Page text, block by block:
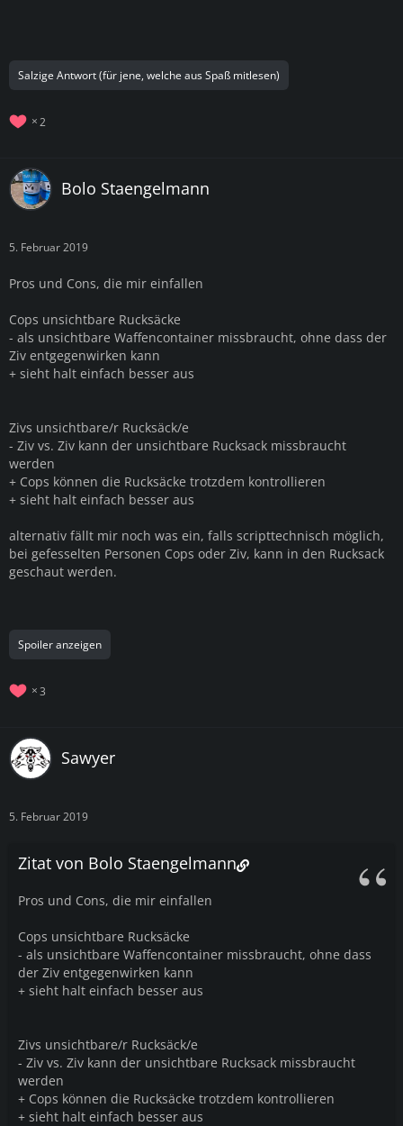
Salzige Antwort (für jene, welche aus Spaß mitlesen)
2
Bolo Staengelmann
5. Februar 2019
Pros und Cons, die mir einfallen
Cops unsichtbare Rucksäcke
- als unsichtbare Waffencontainer missbraucht, ohne dass der
Ziv entgegenwirken kann
+ sieht halt einfach besser aus
Zivs unsichtbare/r Rucksäck/e
- Ziv vs. Ziv kann der unsichtbare Rucksack missbraucht
werden
+ Cops können die Rucksäcke trotzdem kontrollieren
+ sieht halt einfach besser aus
alternativ fällt mir noch was ein, falls scripttechnisch möglich,
bei gefesselten Personen Cops oder Ziv, kann in den Rucksack
geschaut werden.
Spoiler anzeigen
3
Sawyer
5. Februar 2019
Zitat von Bolo Staengelmann
Pros und Cons, die mir einfallen
Cops unsichtbare Rucksäcke
- als unsichtbare Waffencontainer missbraucht, ohne dass
der Ziv entgegenwirken kann
+ sieht halt einfach besser aus
Zivs unsichtbare/r Rucksäck/e
- Ziv vs. Ziv kann der unsichtbare Rucksack missbraucht
werden
+ Cops können die Rucksäcke trotzdem kontrollieren
+ sieht halt einfach besser aus